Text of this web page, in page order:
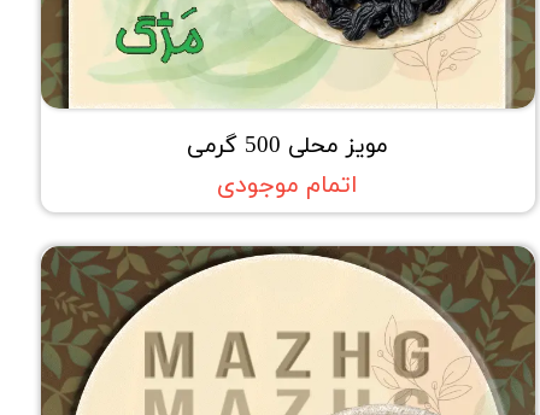
مویز محلی 500 گرمی
اتمام موجودی